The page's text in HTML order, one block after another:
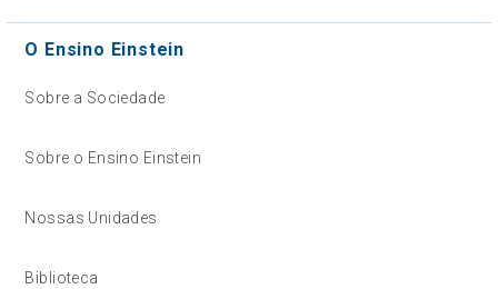
O Ensino Einstein
Sobre a Sociedade
Sobre o Ensino Einstein
Nossas Unidades
Biblioteca